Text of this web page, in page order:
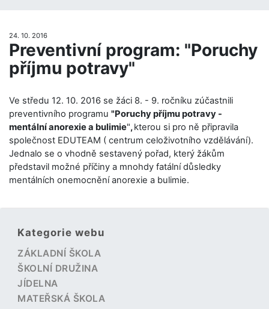
24. 10. 2016
Preventivní program: "Poruchy
příjmu potravy"
Ve středu 12. 10. 2016 se žáci 8. - 9. ročníku zúčastnili
preventivního programu "Poruchy příjmu potravy -
mentální anorexie a bulimie",kterou si pro ně připravila
společnost EDUTEAM ( centrum celoživotního vzdělávání).
Jednalo se o vhodně sestavený pořad, který žákům
představil možné příčiny a mnohdy fatální důsledky
mentálních onemocnění anorexie a bulimie.
Kategorie webu
ZÁKLADNÍ ŠKOLA
ŠKOLNÍ DRUŽINA
JÍDELNA
MATEŘSKÁ ŠKOLA